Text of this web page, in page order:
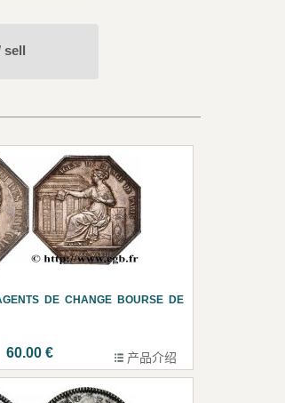
sell
DE CHANGE BOURSE DE
60.00 € 产品介绍